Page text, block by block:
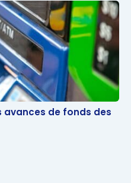
de fonds des
avances de fonds des